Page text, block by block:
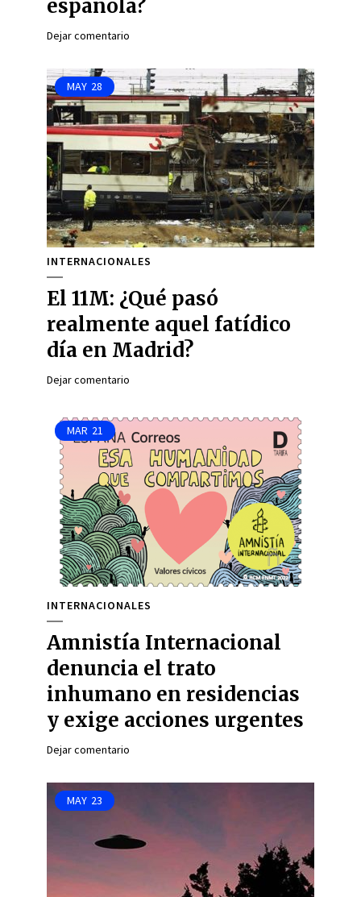
española?
Dejar comentario
MAY 28
INTERNACIONALES
El 11M: ¿Qué pasó
realmente aquel fatídico
día en Madrid?
Dejar comentario
MAR 21
INTERNACIONALES
Amnistía Internacional
denuncia el trato
inhumano en residencias
y exige acciones urgentes
Dejar comentario
MAY 23